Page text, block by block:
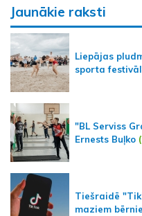
Jaunākie raksti
Liepājas
sporta
"BL Serviss
Ernests Buļko
Tiešraidē
maziem